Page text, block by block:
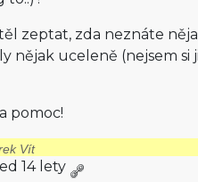
zeptat, zda neznáte
nějak uceleně (nejsem si
pomoc!
Vít
14 lety